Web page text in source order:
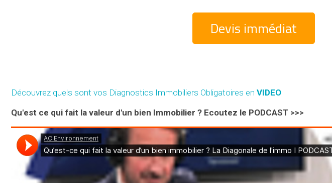
Devis immédiat
Découvrez quels sont vos Diagnostics Immobiliers Obligatoires en VIDEO
Qu'est ce qui fait la valeur d'un bien Immobilier ? Ecoutez le PODCAST >>>